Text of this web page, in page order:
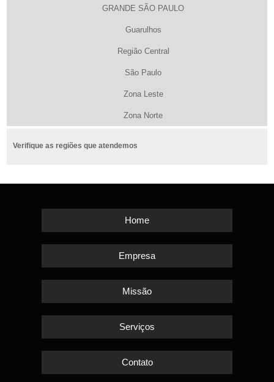
GRANDE SÃO PAULO
Guarulhos
Região Central
São Paulo
Zona Leste
Zona Norte
Verifique as regiões que atendemos
Home
Empresa
Missão
Serviços
Contato